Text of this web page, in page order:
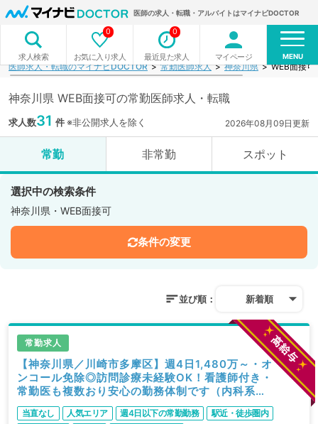
医師の求人・転職・アルバイトはマイナビDOCTOR
求人検索 お気に入り求人
0
最近見た求人
0
マイページ MENU
医師求人・転職のマイナビDOCTOR 常勤医師求人 神奈川県 WEB面接
神奈川県 WEB面接可の常勤医師求人・転職
求人数31 件※非公開求人を除く 2026年08月09日更新
常勤 非常勤 スポット
選択中の検索条件
神奈川県・WEB面接可
条件の変更
並び順： 新着順
常勤求人
【神奈川県／川崎市多摩区】週4日1,480万～・オ
ンコール免除◎訪問診療未経験OK！看護師付き・
常勤医も複数おり安心の勤務体制です（内科系／
常勤）
当直なし 人気エリア 週4日以下の常勤勤務
駅近・徒歩圏内